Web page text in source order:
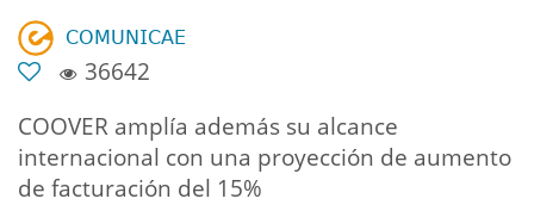
𝖢𝖮𝖬𝖴𝖭𝖨𝖢𝖠𝖤
36642
COOVER amplía además su alcance
internacional con una proyección de aumento
de facturación del 15%